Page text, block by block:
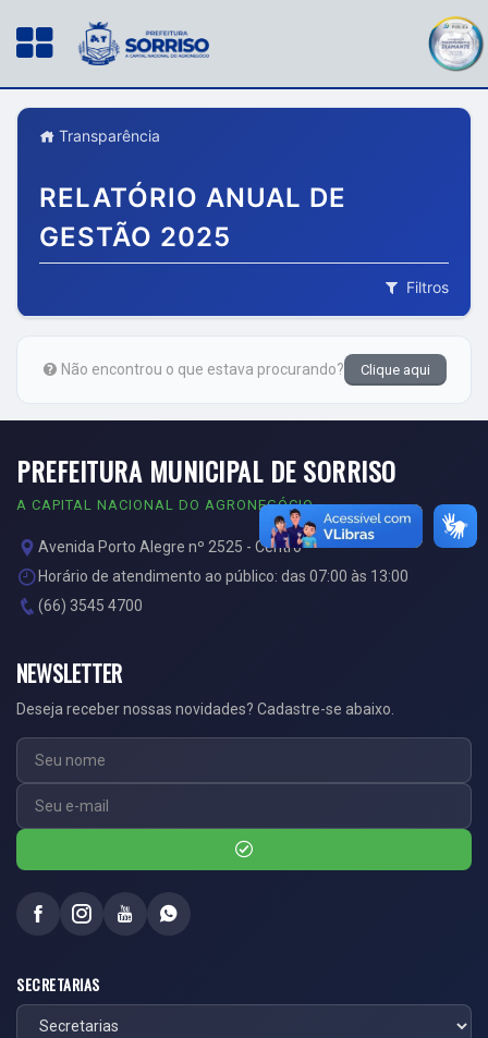
Transparência
RELATÓRIO ANUAL DE
GESTÃO 2025
Filtros
Não encontrou o que estava procurando? Clique aqui
PREFEITURA MUNICIPAL DE SORRISO
A CAPITAL NACIONAL DO AGRONEGÓCIO
Avenida Porto Alegre nº 2525 - Centro
Horário de atendimento ao público: das 07:00 às 13:00
(66) 3545 4700
NEWSLETTER
Deseja receber nossas novidades? Cadastre-se abaixo.
SECRETARIAS